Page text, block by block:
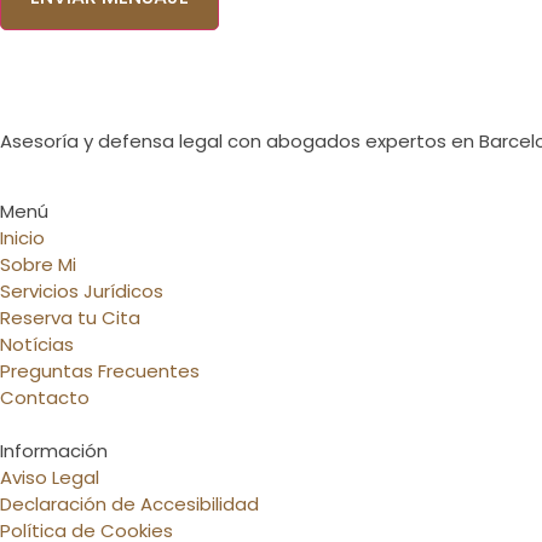
deja
Asesoría y defensa legal con abogados expertos en
Menú
Inicio
Sobre Mi
Servicios Jurídicos
Reserva tu Cita
Notícias
Preguntas Frecuentes
Contacto
Información
Aviso Legal
Declaración de Accesibilidad
Política de Cookies